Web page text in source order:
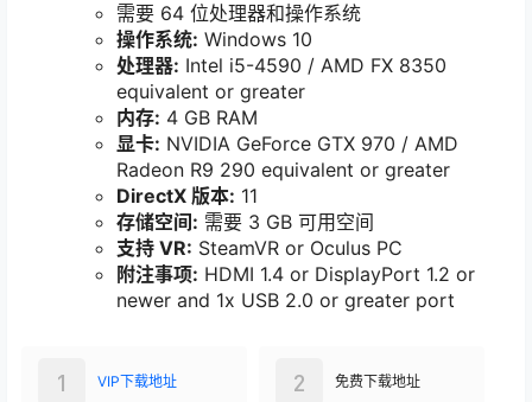
需要 64 位处理器和操作系统
操作系统: Windows 10
处理器: Intel i5-4590 / AMD FX 8350
equivalent or greater
内存: 4 GB RAM
显卡: NVIDIA GeForce GTX 970 / AMD
Radeon R9 290 equivalent or greater
DirectX 版本: 11
存储空间: 需要 3 GB 可用空间
支持 VR: SteamVR or Oculus PC
附注事项: HDMI 1.4 or DisplayPort 1.2 or
newer and 1x USB 2.0 or greater port
VIP下载地址
1 免费下载地址
2